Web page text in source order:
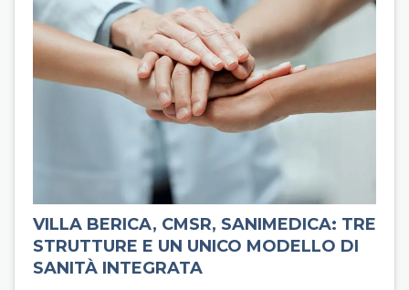
VILLA BERICA, CMSR, SANIMEDICA: TRE
STRUTTURE E UN UNICO MODELLO DI
SANITÀ INTEGRATA